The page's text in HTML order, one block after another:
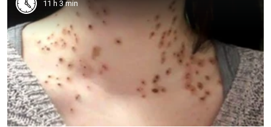
11 h 3 min